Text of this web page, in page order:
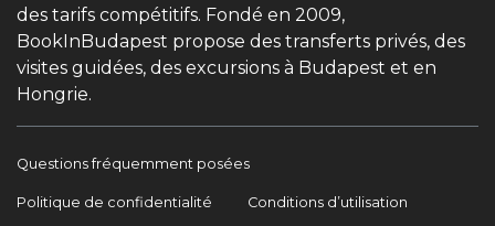
des tarifs compétitifs. Fondé en 2009,
BookInBudapest propose des transferts privés, des
visites guidées, des excursions à Budapest et en
Hongrie.
Questions fréquemment posées
Politique de confidentialité Conditions d’utilisation